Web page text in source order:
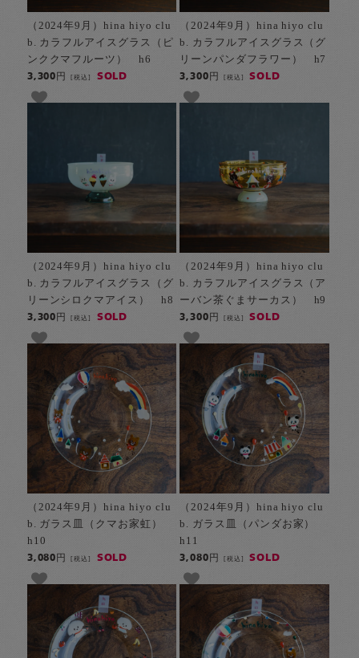
（2024年9月）hina hiyo clu
b. カラフルアイスグラス（ピ
ンククマフルーツ） h6
3,300円[税込] SOLD
（2024年9月）hina hiyo clu
b. カラフルアイスグラス（グ
リーンパンダフラワー） h7
3,300円 [税込] SOLD
（2024年9月）hina hiyo clu
b. カラフルアイスグラス（グ
リーンシロクマアイス） h8
3,300円[税込] SOLD
（2024年9月）hina hiyo clu
b. カラフルアイスグラス（ア
ーバン茶ぐまサーカス） h9
3,300円 [税込] SOLD
（2024年9月）hina hiyo clu
b. ガラス皿（クマお家虹）
h10
3,080円[税込] SOLD
（2024年9月）hina hiyo clu
b. ガラス皿（パンダお家）
h11
3,080円 [税込] SOLD